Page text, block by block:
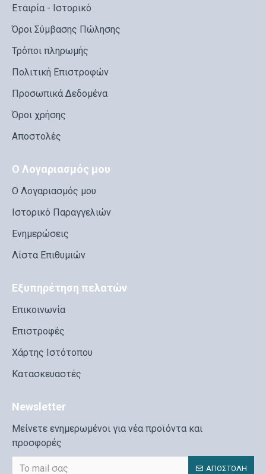
Εταιρία - Ιστορικό
Όροι Σύμβασης Πώλησης
Τρόποι πληρωμής
Πολιτική Επιστροφών
Προσωπικά Δεδομένα
Όροι χρήσης
Αποστολές
Ο Λογαριασμός μου
Ο Λογαριασμός μου
Ιστορικό Παραγγελιών
Ενημερώσεις
Λίστα Επιθυμιών
Εξυπηρέτηση πελατών
Επικοινωνία
Επιστροφές
Χάρτης Ιστότοπου
Κατασκευαστές
Newsletter
Μείνετε ενημερωμένοι για νέα προϊόντα και
προσφορές
ΑΠΟΣΤΟΛΉ